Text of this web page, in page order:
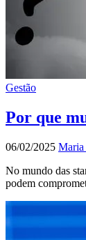
Gestão
Por que
06/02/2025 Maria
No mundo das
podem